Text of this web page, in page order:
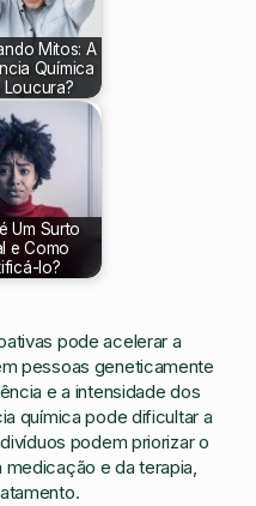
Mitos: A
Química
Loucura?
Um Surto
e Como
lo?
pode acelerar a
pessoas geneticamente
e a intensidade dos
química pode dificultar a
podem priorizar o
e da terapia,